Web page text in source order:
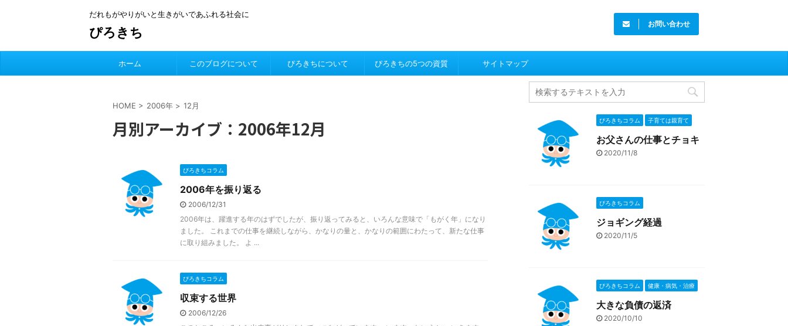
だれもがやりがいと生きがいであふれる社会に
ぴろきち
お問い合わせ
ホーム このブログについて ぴろきちについて ぴろきちの5つの資質 サイトマップ
HOME > 2006年 > 12月
月別アーカイブ：2006年12月
ぴろきちコラム
2006年を振り返る
2006/12/31
2006年は、躍進する年のはずでしたが、振り返ってみると、いろんな意味で「もがく年」になり
ました。 これまでの仕事を継続しながら、かなりの量と、かなりの範囲にわたって、新たな仕事
に取り組みました。 よ ...
ぴろきちコラム
収束する世界
2006/12/26
ぴろきちコラム 子育ては親育て
お父さんの仕事とチョキ
2020/11/8
ぴろきちコラム
ジョギング経過
2020/11/5
ぴろきちコラム 健康・病気・治療
大きな負債の返済
2020/10/10